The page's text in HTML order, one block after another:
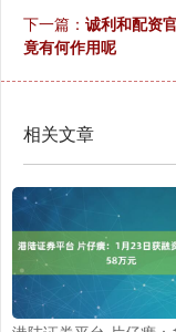
下一篇： 诚利和配资
竟有何作用呢
相关文章